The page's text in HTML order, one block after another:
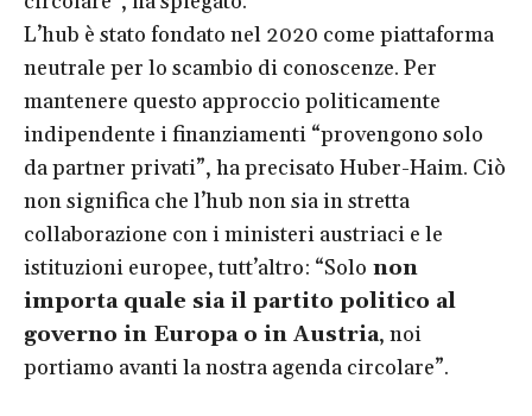
L’hub è stato fondato nel 2020 come piattaforma
neutrale per lo scambio di conoscenze. Per
mantenere questo approccio politicamente
indipendente i finanziamenti “provengono solo
da partner privati”, ha precisato Huber-Haim. Ciò
non significa che l’hub non sia in stretta
collaborazione con i ministeri austriaci e le
istituzioni europee, tutt’altro: “Solo non
importa quale sia il partito politico al
governo in Europa o in Austria, noi
portiamo avanti la nostra agenda circolare”.